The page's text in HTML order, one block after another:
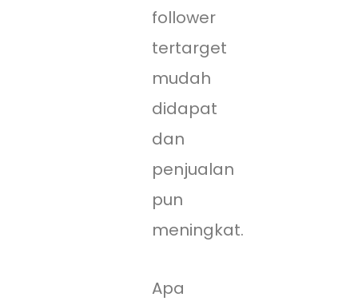
follower
tertarget
mudah
didapat
dan
penjualan
pun
meningkat.
Apa